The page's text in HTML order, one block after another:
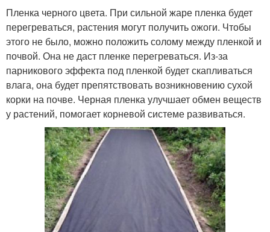
Пленка черного цвета. При сильной жаре пленка будет
перегреваться, растения могут получить ожоги. Чтобы
этого не было, можно положить солому между пленкой и
почвой. Она не даст пленке перегреваться. Из-за
парникового эффекта под пленкой будет скапливаться
влага, она будет препятствовать возникновению сухой
корки на почве. Черная пленка улучшает обмен веществ
у растений, помогает корневой системе развиваться.